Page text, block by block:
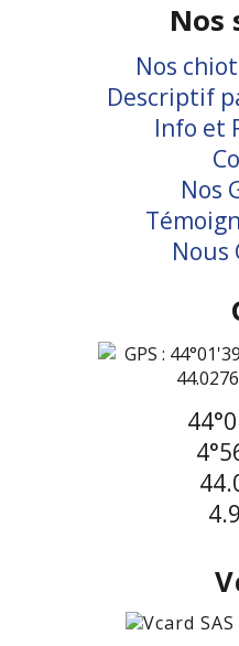
Nos
Nos
Descriptif
Info et
Nos
Nous